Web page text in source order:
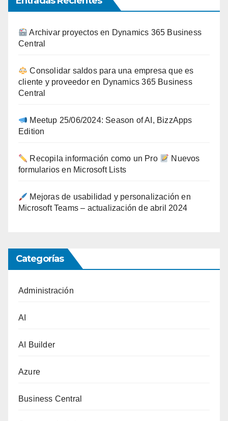
Archivar proyectos en Dynamics 365 Business
Central
Consolidar saldos para una empresa que es
cliente y proveedor en Dynamics 365 Business
Central
Meetup 25/06/2024: Season of AI, BizzApps
Edition
Recopila información como un Pro
Nuevos
formularios en Microsoft Lists
Mejoras de usabilidad y personalización en
Microsoft Teams – actualización de abril 2024
Categorías
Administración
AI
AI Builder
Azure
Business Central